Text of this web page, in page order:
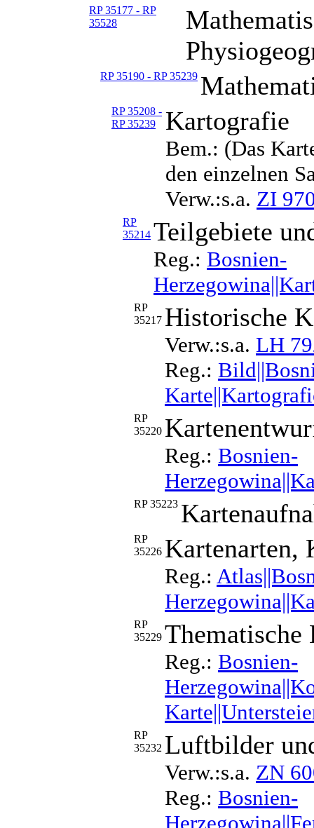
RP 35177 - RP
35528
RP 35190 - RP 35239
RP 35208 -
RP 35239
Kartografie
Bem.: (Das
den einzelnen
Verw.:s.a. ZI
RP
35214 Teilgebiete
Reg.: Bosnien-
RP
35217 Historische
Verw.:s.a. LH
Reg.:
RP
35220
Reg.: Bosnien-
RP 35223
RP
35226 Kartenarten,
Reg.:
RP
35229 Thematische
Reg.: Bosnien-
RP
35232 Luftbilder
Verw.:s.a. ZN
Reg.: Bosnien-